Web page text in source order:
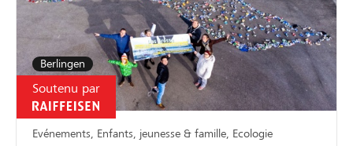
Berlingen
Soutenu par
Evénements, Enfants, jeunesse & famille, Ecologie